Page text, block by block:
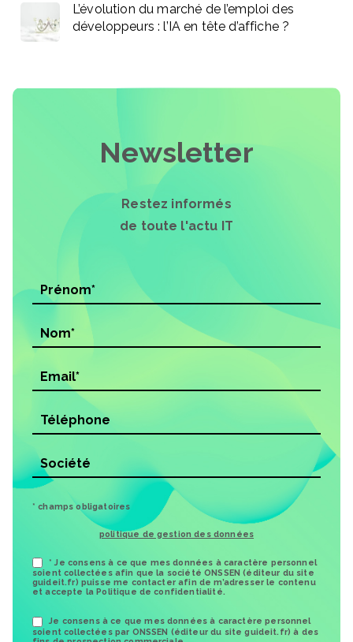
L’évolution du marché de l’emploi des
développeurs : l’IA en tête d’affiche ?
Newsletter
Restez informés
de toute l'actu IT
* champs obligatoires
politique de gestion des données
* Je consens à ce que mes données à caractère personnel
soient collectées afin que la société ONSSEN (éditeur du site
guideit.fr) puisse me contacter afin de m’adresser le contenu
et accepte la Politique de confidentialité.
Je consens à ce que mes données à caractère personnel
soient collectées par ONSSEN (éditeur du site guideit.fr) à des